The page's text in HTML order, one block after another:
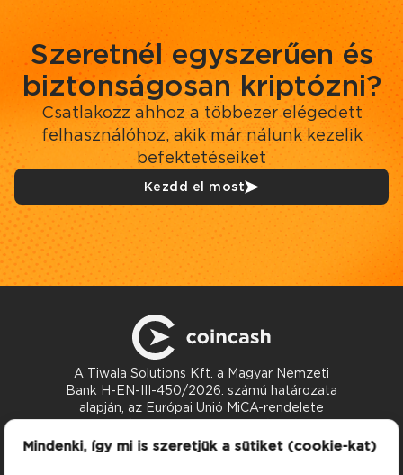
Szeretnél egyszerűen és
biztonságosan kriptózni?
Csatlakozz ahhoz a többezer elégedett
felhasználóhoz, akik már nálunk kezelik
befektetéseiket
Kezdd el most
A Tiwala Solutions Kft. a Magyar Nemzeti
Bank H-EN-III-450/2026. számú határozata
alapján, az Európai Unió MiCA-rendelete
szerint nyújt kriptoeszköz-szolgáltatásokat.
Kapcsolat
Mindenki, így mi is szeretjük a sütiket (cookie-kat)